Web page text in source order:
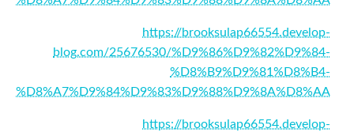
https://brooksulap66554.develop-
blog.com/25676530/%D9%86%D9%82%D9%84-
%D8%B9%D9%81%D8%B4-
%D8%A7%D9%84%D9%83%D9%88%D9%8A%D8%AA
https://brooksulap66554.develop-